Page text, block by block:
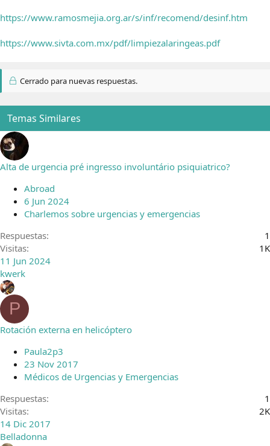
https://www.ramosmejia.org.ar/s/inf/recomend/desinf.htm
https://www.sivta.com.mx/pdf/limpiezalaringeas.pdf
Cerrado para nuevas respuestas.
Temas Similares
Alta de urgencia pré ingresso involuntário psiquiatrico?
Abroad
6 Jun 2024
Charlemos sobre urgencias y emergencias
Respuestas
1
Visitas
1K
11 Jun 2024
kwerk
P
Rotación externa en helicóptero
Paula2p3
23 Nov 2017
Médicos de Urgencias y Emergencias
Respuestas
1
Visitas
2K
14 Dic 2017
Belladonna